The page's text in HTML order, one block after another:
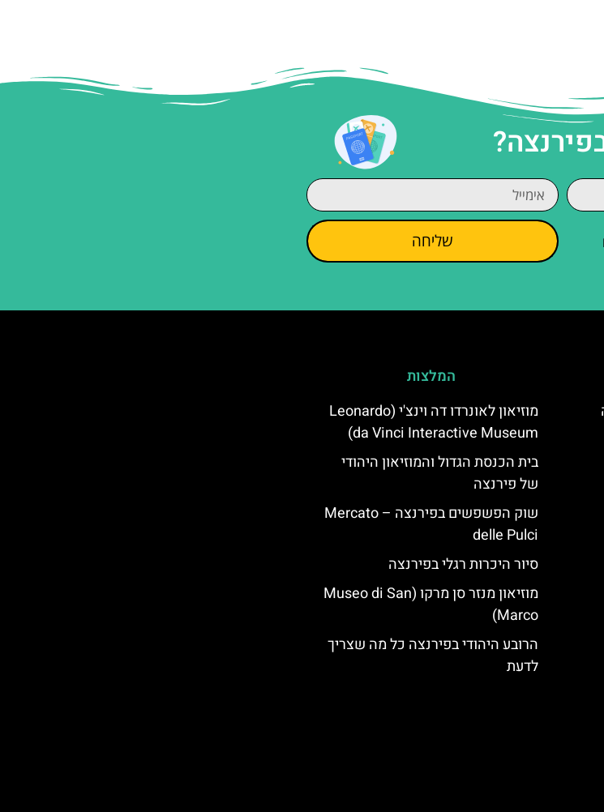
שליחה
המלצות
מוזיאון לאונרדו דה וינצ'י (Leonardo
da Vinci Interactive Museum)
בית הכנסת הגדול והמוזיאון היהודי
של פירנצה
שוק הפשפשים בפירנצה – Mercato
delle Pulci
סיור היכרות רגלי בפירנצה
מוזיאון מנזר סן מרקו (Museo di San
Marco)
הרובע היהודי בפירנצה כל מה שצריך
לדעת